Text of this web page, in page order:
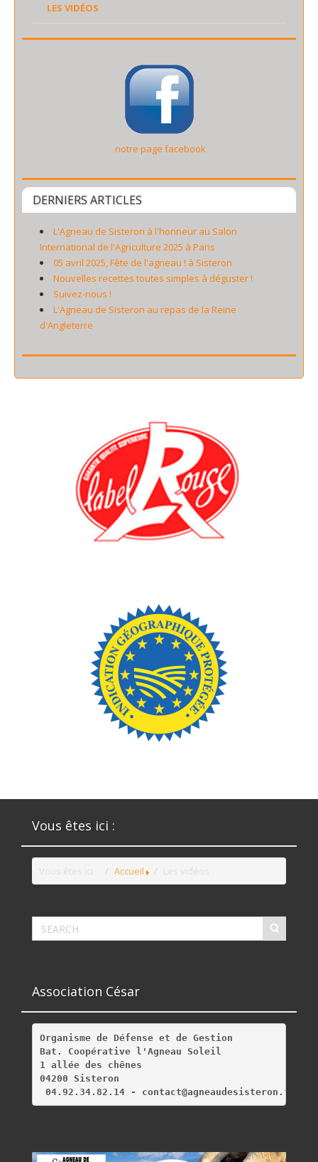
LES VIDÉOS
notre page facebook
DERNIERS ARTICLES
L'Agneau de Sisteron à l'honneur au Salon
International de l'Agriculture 2025 à Paris
05 avril 2025, Fête de l'agneau ! à Sisteron
Nouvelles recettes toutes simples à déguster !
Suivez-nous !
L'Agneau de Sisteron au repas de la Reine
d'Angleterre
Vous êtes ici :
Vous êtes ici : Accueil Les vidéos
Association César
Organisme de Défense et de Gestion
Bat. Coopérative l'Agneau Soleil
1 allée des chênes
04200 Sisteron
04.92.34.82.14 - contact@agneaudesisteron.fr